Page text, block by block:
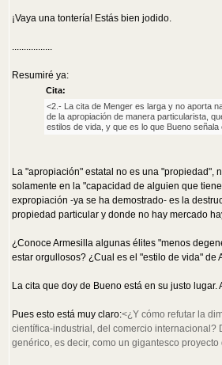
¡Vaya una tontería! Estás bien jodido.
.................
Resumiré ya:
Cita:
<2.- La cita de Menger es larga y no aporta
de la apropiación de manera particularista,
estilos de vida, y que es lo que Bueno señala
La "apropiación" estatal no es una "propiedad",
solamente en la "capacidad de alguien que
expropiación -ya se ha demostrado- es la
propiedad particular y donde no hay mercado
¿Conoce Armesilla algunas élites "menos
estar orgullosos? ¿Cual es el "estilo de vida" de
La cita que doy de Bueno está en su justo
Pues esto está muy claro:<¿Y cómo refutar la
científica-industrial, del comercio internacional?
genérico, es decir, como un gigantesco